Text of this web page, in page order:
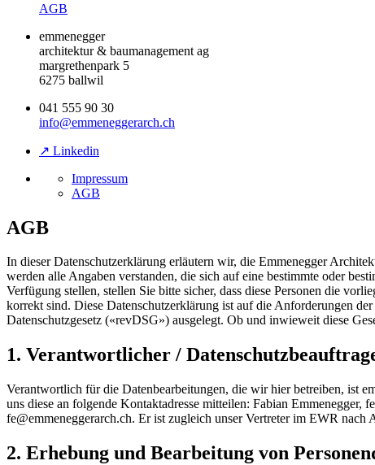
AGB
emmenegger
architektur & baumanagement ag
margrethenpark 5
6275 ballwil
041 555 90 30
info@emmeneggerarch.ch
↗ Linkedin
Impressum
AGB
AGB
In dieser Datenschutzerklärung erläutern wir, die Emmenegger
werden alle Angaben verstanden, die sich auf eine bestimmte oder
Verfügung stellen, stellen Sie bitte sicher, dass diese Personen die
korrekt sind. Diese Datenschutzerklärung ist auf die Anforderungen
Datenschutzgesetz («revDSG») ausgelegt. Ob und inwieweit diese
1. Verantwortlicher /
Verantwortlich für die Datenbearbeitungen, die wir hier betreiben, ist
uns diese an folgende Kontaktadresse mitteilen: Fabian Emmenegger,
fe@emmeneggerarch.ch. Er ist zugleich unser Vertreter im EWR
2. Erhebung und Bearbeitung von